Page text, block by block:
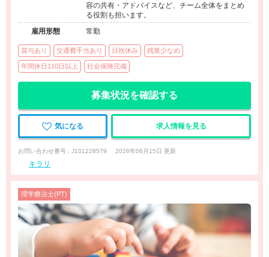
容の共有・アドバイスなど、チーム全体をまとめ
る役割も担います。
雇用形態
常勤
賞与あり 交通費手当あり 日祝休み 残業少なめ
年間休日110日以上 社会保険完備
募集状況を確認する
気になる 求人情報を見る
お問い合わせ番号 : J101228579 2026年06月15日 更新
キラリ
理学療法士(PT)